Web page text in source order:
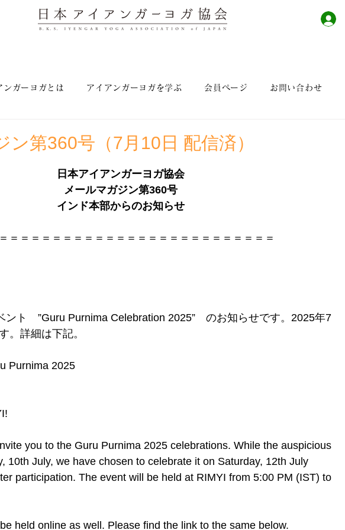
ンガーヨガとは アイアンガーヨガを学ぶ 会員ページ お問い合わせ
ン第360号（7月10日 配信済）
日本アイアンガーヨガ協会
メールマガジン第360号
インド本部からのお知らせ
＝＝＝＝＝＝＝＝＝＝＝＝＝＝＝＝＝＝＝＝＝＝＝＝＝
ント　”Guru Purnima Celebration 2025”　のお知らせです。2025年7
。詳細は下記。
Purnima 2025
you to the Guru Purnima 2025 celebrations. While the auspicious
10th July, we have chosen to celebrate it on Saturday, 12th July
participation. The event will be held at RIMYI from 5:00 PM (IST) to
held online as well. Please find the link to the same below.